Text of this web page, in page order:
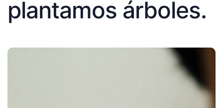
plantamos árboles.